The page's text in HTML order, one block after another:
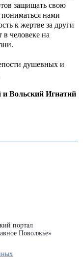
защищать свою
нами
к жертве за други
в человеке на
душевных и
Вольский Игнатий
портал
Поволжье»